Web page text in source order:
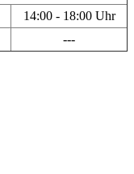
14:00 - 18:00 Uhr
---